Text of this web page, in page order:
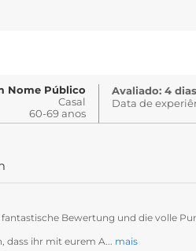
Nome Público
Casal
60-69 anos
Avaliado: 4
Data de
Bewertung und die volle
dass ihr mit eurem A... mais